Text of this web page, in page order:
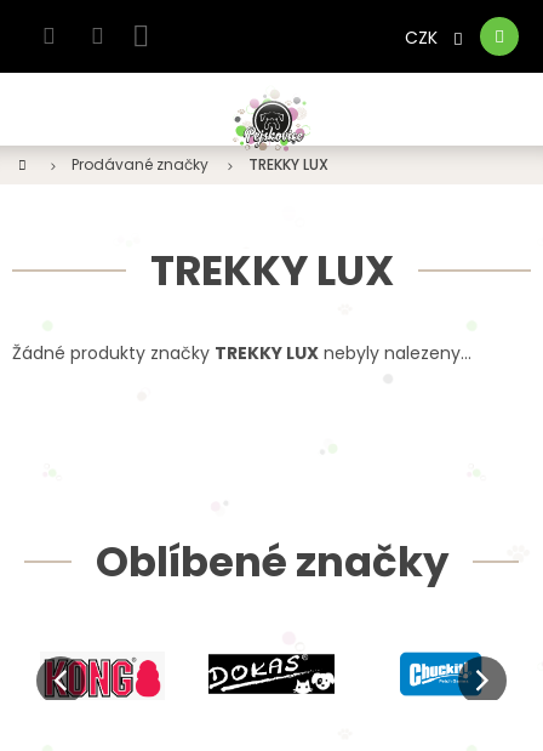
Nákupní
košík
CZK
DomůProdávané značky TREKKY LUX
TREKKY LUX
Žádné produkty značky TREKKY LUX nebyly nalezeny...
Oblíbené značky